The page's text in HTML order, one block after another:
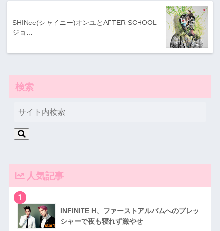
SHINee(シャイニー)オンユとAFTER SCHOOL
ジョ…
検索
人気記事
1
INFINITE H、ファーストアルバムへのプレッ
シャーで夜も寝れず激やせ